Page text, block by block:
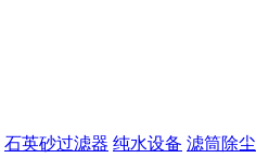
石英砂过滤器 纯水设备 滤筒除